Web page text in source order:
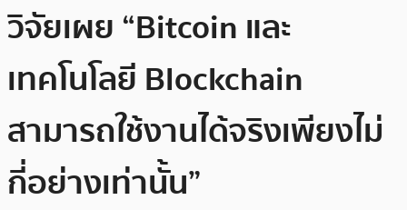
วิจัยเผย “Bitcoin และ
เทคโนโลยี Blockchain
สามารถใช้งานได้จริงเพียงไม่
กี่อย่างเท่านั้น”